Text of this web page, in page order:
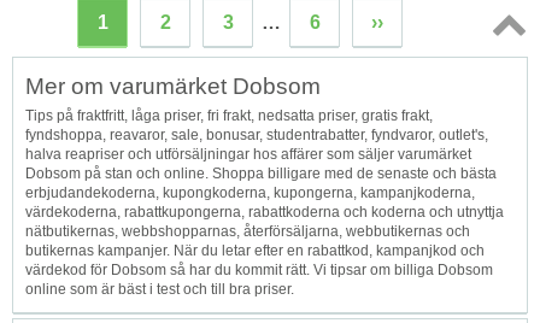
1 2 3 … 6 ››
Topp
Mer om varumärket Dobsom
Tips på fraktfritt, låga priser, fri frakt, nedsatta priser, gratis frakt,
fyndshoppa, reavaror, sale, bonusar, studentrabatter, fyndvaror, outlet's,
halva reapriser och utförsäljningar hos affärer som säljer varumärket
Dobsom på stan och online. Shoppa billigare med de senaste och bästa
erbjudandekoderna, kupongkoderna, kupongerna, kampanjkoderna,
värdekoderna, rabattkupongerna, rabattkoderna och koderna och utnyttja
nätbutikernas, webbshopparnas, återförsäljarna, webbutikernas och
butikernas kampanjer. När du letar efter en rabattkod, kampanjkod och
värdekod för Dobsom så har du kommit rätt. Vi tipsar om billiga Dobsom
online som är bäst i test och till bra priser.